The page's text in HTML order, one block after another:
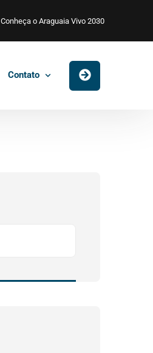
Conheça o Araguaia Vivo 2030
Contato